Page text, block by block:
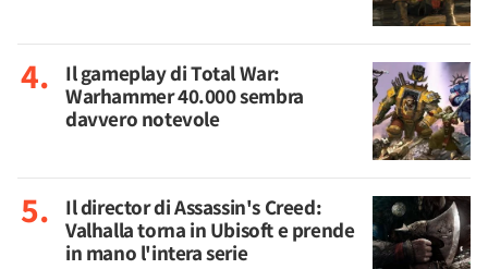
Il gameplay di Total War:
Warhammer 40.000 sembra
davvero notevole
Il director di Assassin's Creed:
Valhalla torna in Ubisoft e prende
in mano l'intera serie